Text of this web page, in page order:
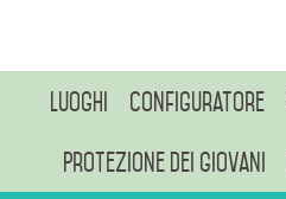
Luoghi Configuratore
Protezione dei giovani